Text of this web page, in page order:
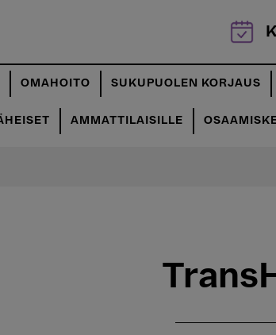
OMAHOITO SUKUPUOLEN KORJAUS
AMMATTILAISILLE